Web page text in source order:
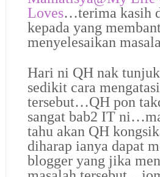
Loves…terima kasih
kepada yang
menyelesaikan
Hari ni QH nak
sedikit cara
tersebut…QH pon
sangat bab2 IT
tahu akan QH
diharap ianya dapat
blogger yang jika